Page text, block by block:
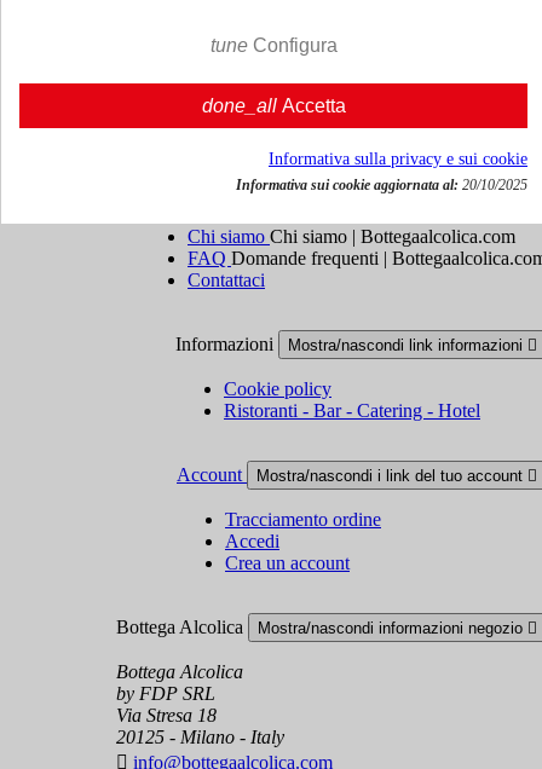
Termini e condizioni
Mostra/nascondi link chi siamo
Chi siamo Chi siamo | Bottegaalcolica.com
FAQ Domande frequenti |
Contattaci
Informazioni Mostra/nascondi link informazioni 
Cookie policy
Ristoranti - Bar - Catering - Hotel
Account Mostra/nascondi i link del tuo account 
Tracciamento ordine
Accedi
Crea un account
Bottega Alcolica Mostra/nascondi informazioni negozio 
Bottega Alcolica
by FDP SRL
Via Stresa 18
20125 - Milano - Italy
 info@bottegaalcolica.com
tune Configura
done_all Accetta
Informativa sulla privacy e sui cookie
Informativa sui cookie aggiornata al: 20/10/2025